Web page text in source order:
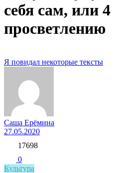
себя сам, или
просветлению
Я повидал некоторые тексты
Саша Ерёмина
27.05.2020
17698
0
Культура